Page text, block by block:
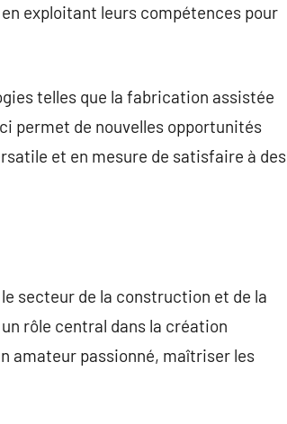
exploitant leurs compétences pour
telles que la fabrication assistée
permet de nouvelles opportunités
et en mesure de satisfaire à des
secteur de la construction et de la
rôle central dans la création
amateur passionné, maîtriser les